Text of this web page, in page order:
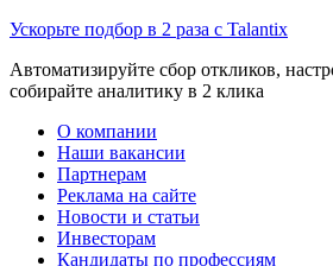
Ускорьте подбор в 2 раза с Talantix
Автоматизируйте сбор откликов,
собирайте аналитику в 2 клика
О компании
Наши вакансии
Партнерам
Реклама на сайте
Новости и статьи
Инвесторам
Кандидаты по профессиям